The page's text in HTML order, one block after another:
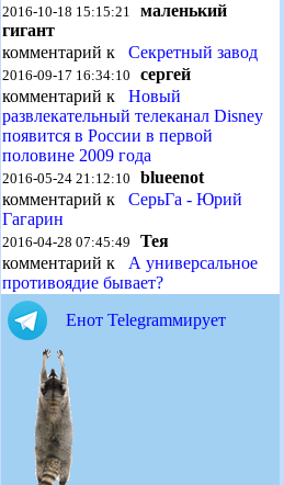
2016-10-18 15:15:21 маленький
гигант
комментарий к Секретный завод
2016-09-17 16:34:10 сергей
комментарий к Новый
развлекательный телеканал Disney
появится в России в первой
половине 2009 года
2016-05-24 21:12:10 blueenot
комментарий к СерьГа - Юрий
Гагарин
2016-04-28 07:45:49 Тея
комментарий к А универсальное
противоядие бывает?
Енот Telegramмирует